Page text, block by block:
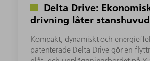
Delta Drive:
drivning låter
Kompakt, dynamiskt och
patenterade Delta Drive gör en